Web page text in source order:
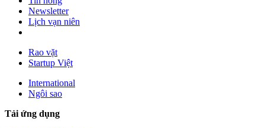
Newsletter
Lịch vạn niên
Rao vặt
Startup Việt
International
Ngôi sao
Tải ứng dụng